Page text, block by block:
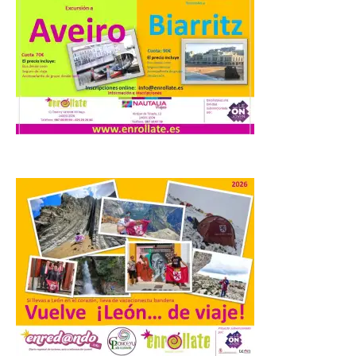
En la Comarca de Liébana
tienes 6 rincones únicos
para ver el Eclipse de Sol
6 Ago 2026
convierten la Comarca de
Liébana en uno de los
destinos más bonitos para disfrutar de
este fenómeno astronómico único. Un
eclipse total de sol será visible en la
Península Ibérica durante […]
León a la cabeza de la lista
del nuevo ranking de
Billionhands que revela